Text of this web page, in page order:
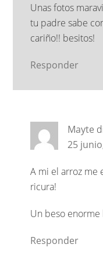
Unas fotos
tu padre sabe
cariño!! besitos!
Responder
Mayte
25
A mi el arroz me
ricura!
Un beso enorme
Responder